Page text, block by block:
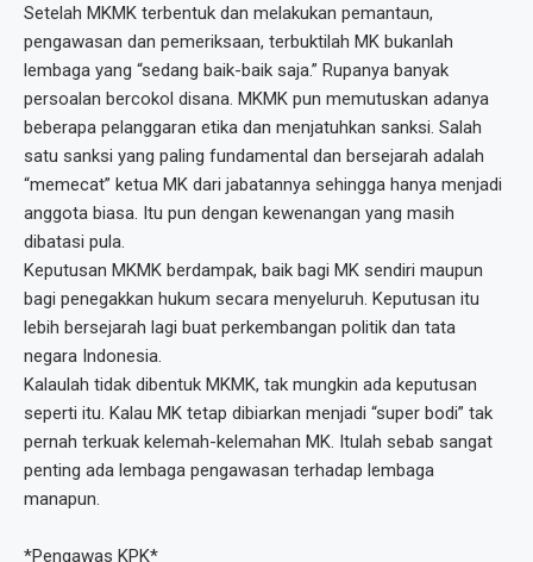
Setelah MKMK terbentuk dan melakukan pemantaun,
pengawasan dan pemeriksaan, terbuktilah MK bukanlah
lembaga yang “sedang baik-baik saja.” Rupanya banyak
persoalan bercokol disana. MKMK pun memutuskan adanya
beberapa pelanggaran etika dan menjatuhkan sanksi. Salah
satu sanksi yang paling fundamental dan bersejarah adalah
“memecat” ketua MK dari jabatannya sehingga hanya menjadi
anggota biasa. Itu pun dengan kewenangan yang masih
dibatasi pula.
Keputusan MKMK berdampak, baik bagi MK sendiri maupun
bagi penegakkan hukum secara menyeluruh. Keputusan itu
lebih bersejarah lagi buat perkembangan politik dan tata
negara Indonesia.
Kalaulah tidak dibentuk MKMK, tak mungkin ada keputusan
seperti itu. Kalau MK tetap dibiarkan menjadi “super bodi” tak
pernah terkuak kelemah-kelemahan MK. Itulah sebab sangat
penting ada lembaga pengawasan terhadap lembaga
manapun.
*Pengawas KPK*